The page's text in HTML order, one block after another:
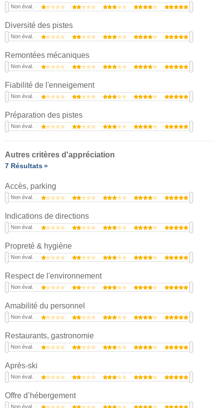
Non éval.
Diversité des pistes
Non éval.
Remontées mécaniques
Non éval.
Fiabilité de l'enneigement
Non éval.
Préparation des pistes
Non éval.
Autres critères d'appréciation
7 Résultats
Accès, parking
Non éval.
Indications de directions
Non éval.
Propreté & hygiène
Non éval.
Respect de l'environnement
Non éval.
Amabilité du personnel
Non éval.
Restaurants, gastronomie
Non éval.
Après-ski
Non éval.
Offre d’hébergement
Non éval.